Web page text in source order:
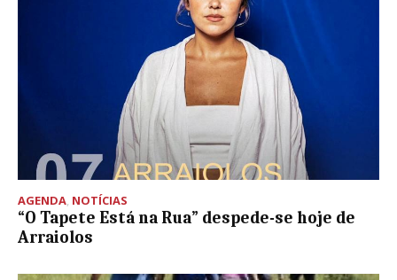
AGENDA, NOTÍCIAS
“O Tapete Está na Rua” despede-se hoje de
Arraiolos